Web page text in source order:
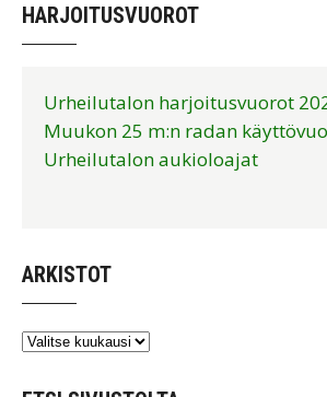
HARJOITUSVUOROT
Urheilutalon harjoitusvuorot
Muukon 25 m:n radan
Urheilutalon aukioloajat
ARKISTOT
Arkistot